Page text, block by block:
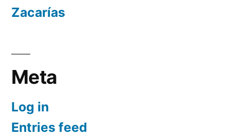
Zacarías
Meta
Log in
Entries feed